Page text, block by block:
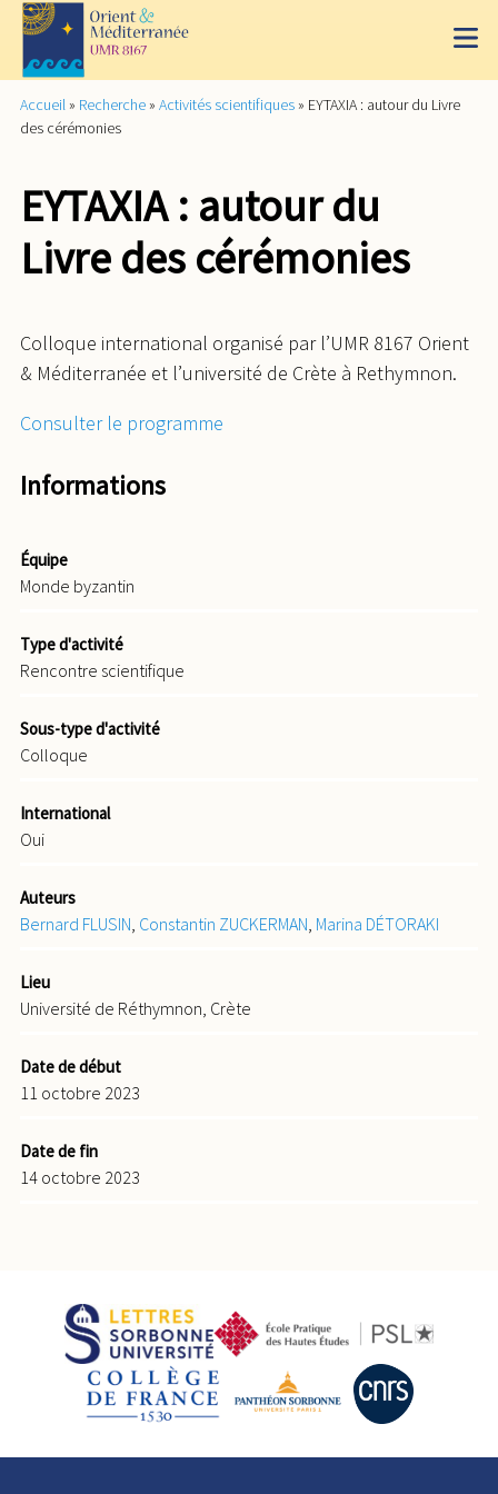
Accueil » Recherche » Activités scientifiques » ΕΥΤΑΧΙΑ : autour du Livre
des cérémonies
ΕΥΤΑΧΙΑ : autour du
Livre des cérémonies
Colloque international organisé par l’UMR 8167 Orient
& Méditerranée et l’université de Crète à Rethymnon.
Consulter le programme
Informations
Équipe
Monde byzantin
Type d'activité
Rencontre scientifique
Sous-type d'activité
Colloque
International
Oui
Auteurs
Bernard FLUSIN, Constantin ZUCKERMAN, Marina DÉTORAKI
Lieu
Université de Réthymnon, Crète
Date de début
11 octobre 2023
Date de fin
14 octobre 2023